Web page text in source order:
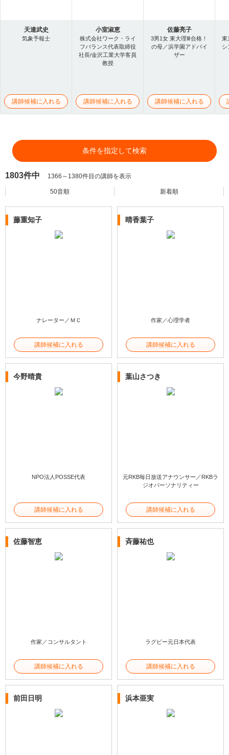
天達武史
気象予報士
講師候補に入れる
小室淑恵
株式会社ワーク・ライ
フバランス代表取締役
社長/金沢工業大学客員
教授
講師候補に入れる
佐藤亮子
3男1女 東大理Ⅲ合格！
の母／浜学園アドバイ
ザー
講師候補に入れる
東
シ
条件を指定して検索
1803件中 1366～1380件目の講師を表示
50音順 新着順
藤重知子
ナレーター／ＭＣ
講師候補に入れる
晴香葉子
作家／心理学者
講師候補に入れる
今野晴貴
NPO法人POSSE代表
講師候補に入れる
葉山さつき
元RKB毎日放送アナウンサー／RKBラ
ジオパーソナリティー
講師候補に入れる
佐藤智恵
作家／コンサルタント
講師候補に入れる
斉藤祐也
ラグビー元日本代表
講師候補に入れる
前田日明 浜本亜実